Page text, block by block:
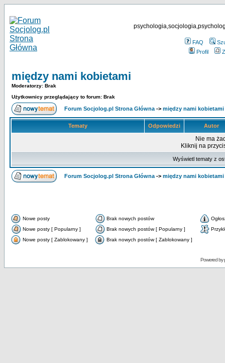
FAQ
Profil
między nami kobietami
Moderatorzy: Brak
Użytkownicy przeglądający to forum: Brak
Forum Socjolog.pl Strona Główna -> między nami kobietami
Tematy Odpowiedzi Autor
Nie ma
Kliknij na
Wyświetl tematy z
Forum Socjolog.pl Strona Główna -> między nami kobietami
Nowe posty Brak nowych postów
Nowe posty [ Popularny ]
Brak nowych postów [ Popularny ]
Nowe posty [ Zablokowany ]
Brak nowych postów [ Zablokowany ]
Powered by